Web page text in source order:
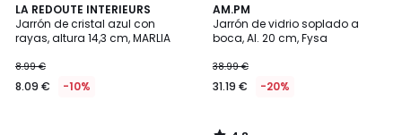
LA REDOUTE INTERIEURS
Jarrón de cristal azul con
rayas, altura 14,3 cm, MARLIA
8.99 €
8.09 € -10%
AM.PM
Jarrón de vidrio soplado a
boca, Al. 20 cm, Fysa
38.99 €
31.19 € -20%
4,8
/ 5